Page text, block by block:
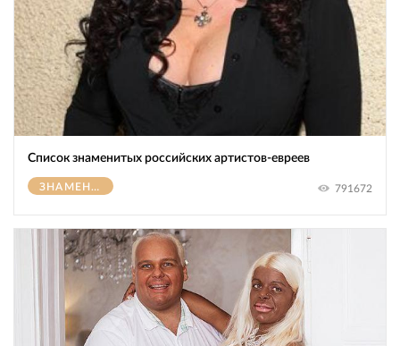
Список знаменитых российских артистов-евреев
ЗНАМЕНИТОСТИ 791672